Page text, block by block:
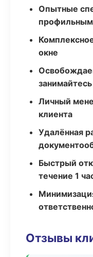
Опытные
окне
Личный
клиента
Удалённая
Быстрый
течение 1
Отзывы